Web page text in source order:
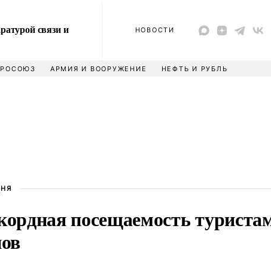
связи и
НОВОСТИ
АРМИЯ И ВООРУЖЕНИЕ НЕФТЬ И РУБЛЬ
посещаемость